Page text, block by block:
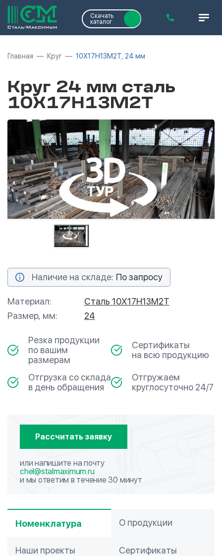
Скачать
каталог
Главная Круг 10Х17Н13М2Т, 24 мм
Круг 24 мм сталь
10Х17Н13М2Т
Наличие на складе: По запросу
Материал:
Сталь 10Х17Н13М2Т
Размер, мм:
24
Резка продукции
по вашим
размерам
Сертификаты
на всю продукцию
Отгрузка со склада
в день обращения
Отгружаем
круглосуточно 24/7
Рассчитать заявку
или напишите на почту
chel@stalmaximum.ru
и мы ответим в течение 30 минут
Номенклатура О продукции
Наши проекты Сертификаты